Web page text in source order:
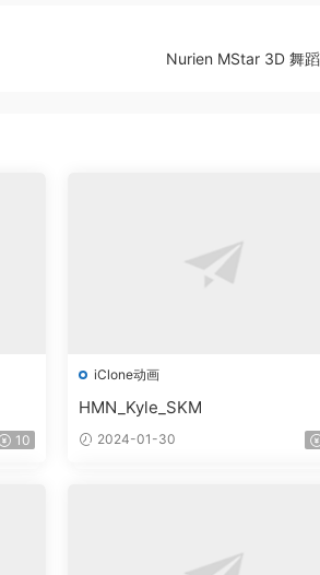
Nurien MStar 3D 舞
10
iClone动画
HMN_Kyle_SKM
2024-01-30